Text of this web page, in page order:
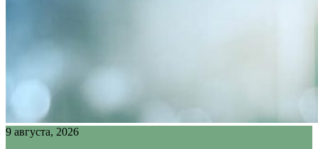
9 августа, 2026